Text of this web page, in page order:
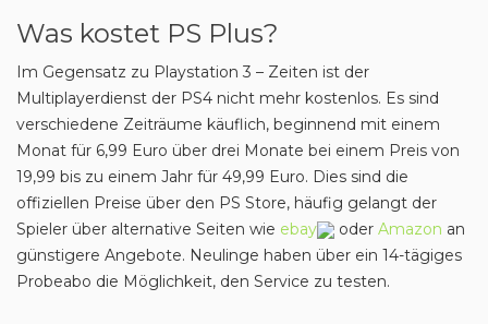
Was kostet PS Plus?
Im Gegensatz zu Playstation 3 – Zeiten ist der
Multiplayerdienst der PS4 nicht mehr kostenlos. Es sind
verschiedene Zeiträume käuflich, beginnend mit einem
Monat für 6,99 Euro über drei Monate bei einem Preis von
19,99 bis zu einem Jahr für 49,99 Euro. Dies sind die
offiziellen Preise über den PS Store, häufig gelangt der
Spieler über alternative Seiten wie ebay oder Amazon an
günstigere Angebote. Neulinge haben über ein 14-tägiges
Probeabo die Möglichkeit, den Service zu testen.